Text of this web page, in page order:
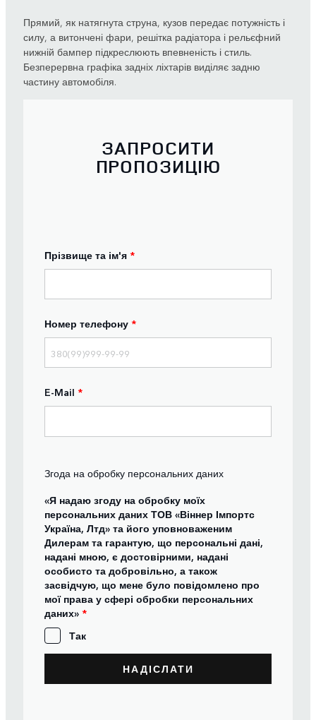
Прямий, як натягнута струна, кузов передає потужність і
силу, а витончені фари, решітка радіатора і рельєфний
нижній бампер підкреслюють впевненість і стиль.
Безперервна графіка задніх ліхтарів виділяє задню
частину автомобіля.
ЗАПРОСИТИ
ПРОПОЗИЦІЮ
Прізвище та ім'я *
Номер телефону *
E-Mail *
Згода на обробку персональних даних
«Я надаю згоду на обробку моїх
персональних даних ТОВ «Віннер Імпортс
Україна, Лтд» та його уповноваженим
Дилерам та гарантую, що персональні дані,
надані мною, є достовірними, надані
особисто та добровільно, а також
засвідчую, що мене було повідомлено про
мої права у сфері обробки персональних
даних» *
Так